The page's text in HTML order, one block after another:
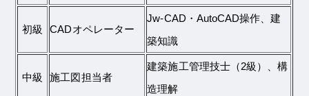
初級 CADオペレーター
Jw-CAD・AutoCAD操作、建
築知識
中級 施工図担当者
建築施工管理技士（2級）、構
造理解